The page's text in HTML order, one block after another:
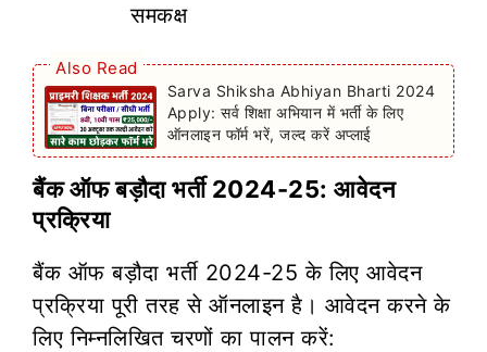
समकक्ष
Also Read
Sarva Shiksha Abhiyan Bharti 2024
Apply: सर्व शिक्षा अभियान में भर्ती के लिए
ऑनलाइन फॉर्म भरें, जल्द करें अप्लाई
बैंक ऑफ बड़ौदा भर्ती 2024-25: आवेदन
प्रक्रिया
बैंक ऑफ बड़ौदा भर्ती 2024-25 के लिए आवेदन
प्रक्रिया पूरी तरह से ऑनलाइन है। आवेदन करने के
लिए निम्नलिखित चरणों का पालन करें: